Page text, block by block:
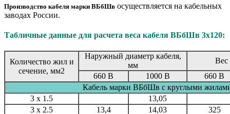
Производство кабеля марки ВБбШв осуществляется на кабельных
заводах России.
Табличные данные для расчета веса кабеля ВБбШв 3x120:
Количество жил и
сечение, мм2
Наружный диаметр кабеля,
мм
Вес
660 В
1000 В
660 В
Кабель марки ВБбШв с круглыми
3 x 1.5
13,05
3 x 2.5
13,4 14,03
325